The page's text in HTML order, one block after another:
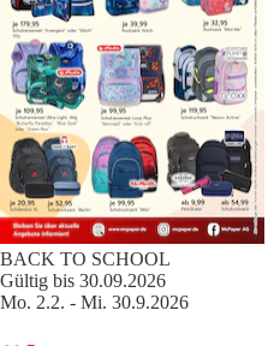
BACK TO SCHOOL
Gültig bis 30.09.2026
Mo. 2.2. - Mi. 30.9.2026